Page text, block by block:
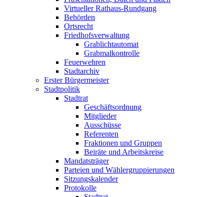
Virtueller Rathaus-Rundgang
Behörden
Ortsrecht
Friedhofsverwaltung
Grablichtautomat
Grabmalkontrolle
Feuerwehren
Stadtarchiv
Erster Bürgermeister
Stadtpolitik
Stadtrat
Geschäftsordnung
Mitglieder
Ausschüsse
Referenten
Fraktionen und Gruppen
Beiräte und Arbeitskreise
Mandatsträger
Parteien und Wählergruppierungen
Sitzungskalender
Protokolle